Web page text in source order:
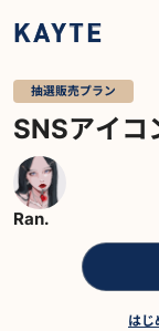
抽選販売プラン
SNSアイコ
Ran.
はじ